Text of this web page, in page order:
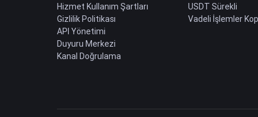
Hizmet Kullanım Şartları
Gizlilik Politikası
API Yönetimi
Duyuru Merkezi
Kanal Doğrulama
USDT Sürekli
Vadeli İşlemler